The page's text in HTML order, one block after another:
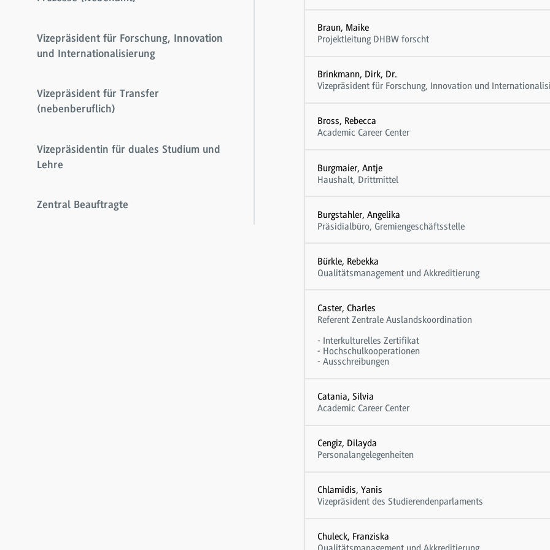
Vizepräsident für Forschung, Innovation
und Internationalisierung
Vizepräsident für Transfer
(nebenberuflich)
Vizepräsidentin für duales Studium und
Lehre
Zentral Beauftragte
Braun, Maike
Projektleitung DHBW forscht
Brinkmann, Dirk, Dr.
Vizepräsident für Forschung, Innovation und
Bross, Rebecca
Academic Career Center
Burgmaier, Antje
Haushalt, Drittmittel
Burgstahler, Angelika
Präsidialbüro, Gremiengeschäftsstelle
Bürkle, Rebekka
Qualitätsmanagement und Akkreditierung
Caster, Charles
Referent Zentrale Auslandskoordination
- Interkulturelles Zertifikat
- Hochschulkooperationen
- Ausschreibungen
Catania, Silvia
Academic Career Center
Cengiz, Dilayda
Personalangelegenheiten
Chlamidis, Yanis
Vizepräsident des Studierendenparlaments
Chuleck, Franziska